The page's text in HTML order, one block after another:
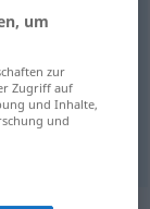
um
zur
Zugriff auf
und Inhalte,
und